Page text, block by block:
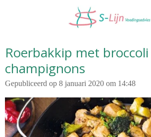
hoofdinhoud
Roerbakkip met
champignons
Gepubliceerd op 8 januari 2020 om 14:48